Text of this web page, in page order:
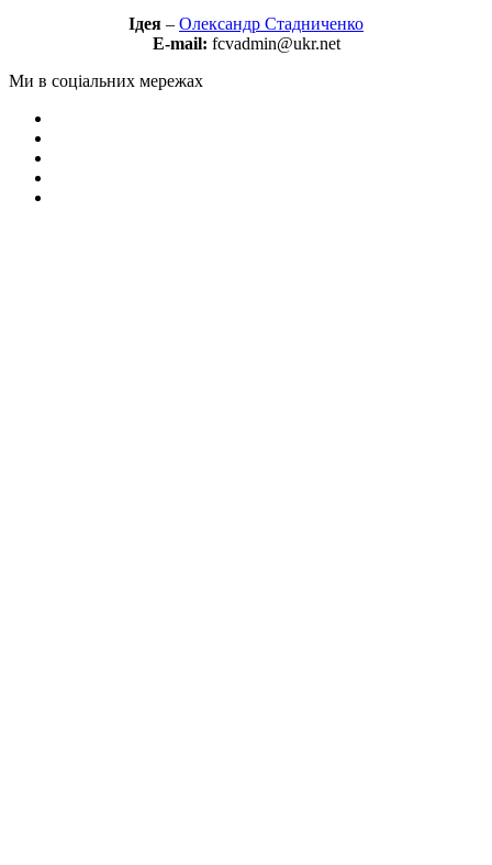
Ідея – Олександр Стадниченко
E-mail: fcvadmin@ukr.net
Ми в соціальних мережах